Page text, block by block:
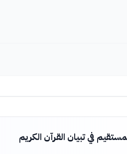
في تبيان القرآن الكريم